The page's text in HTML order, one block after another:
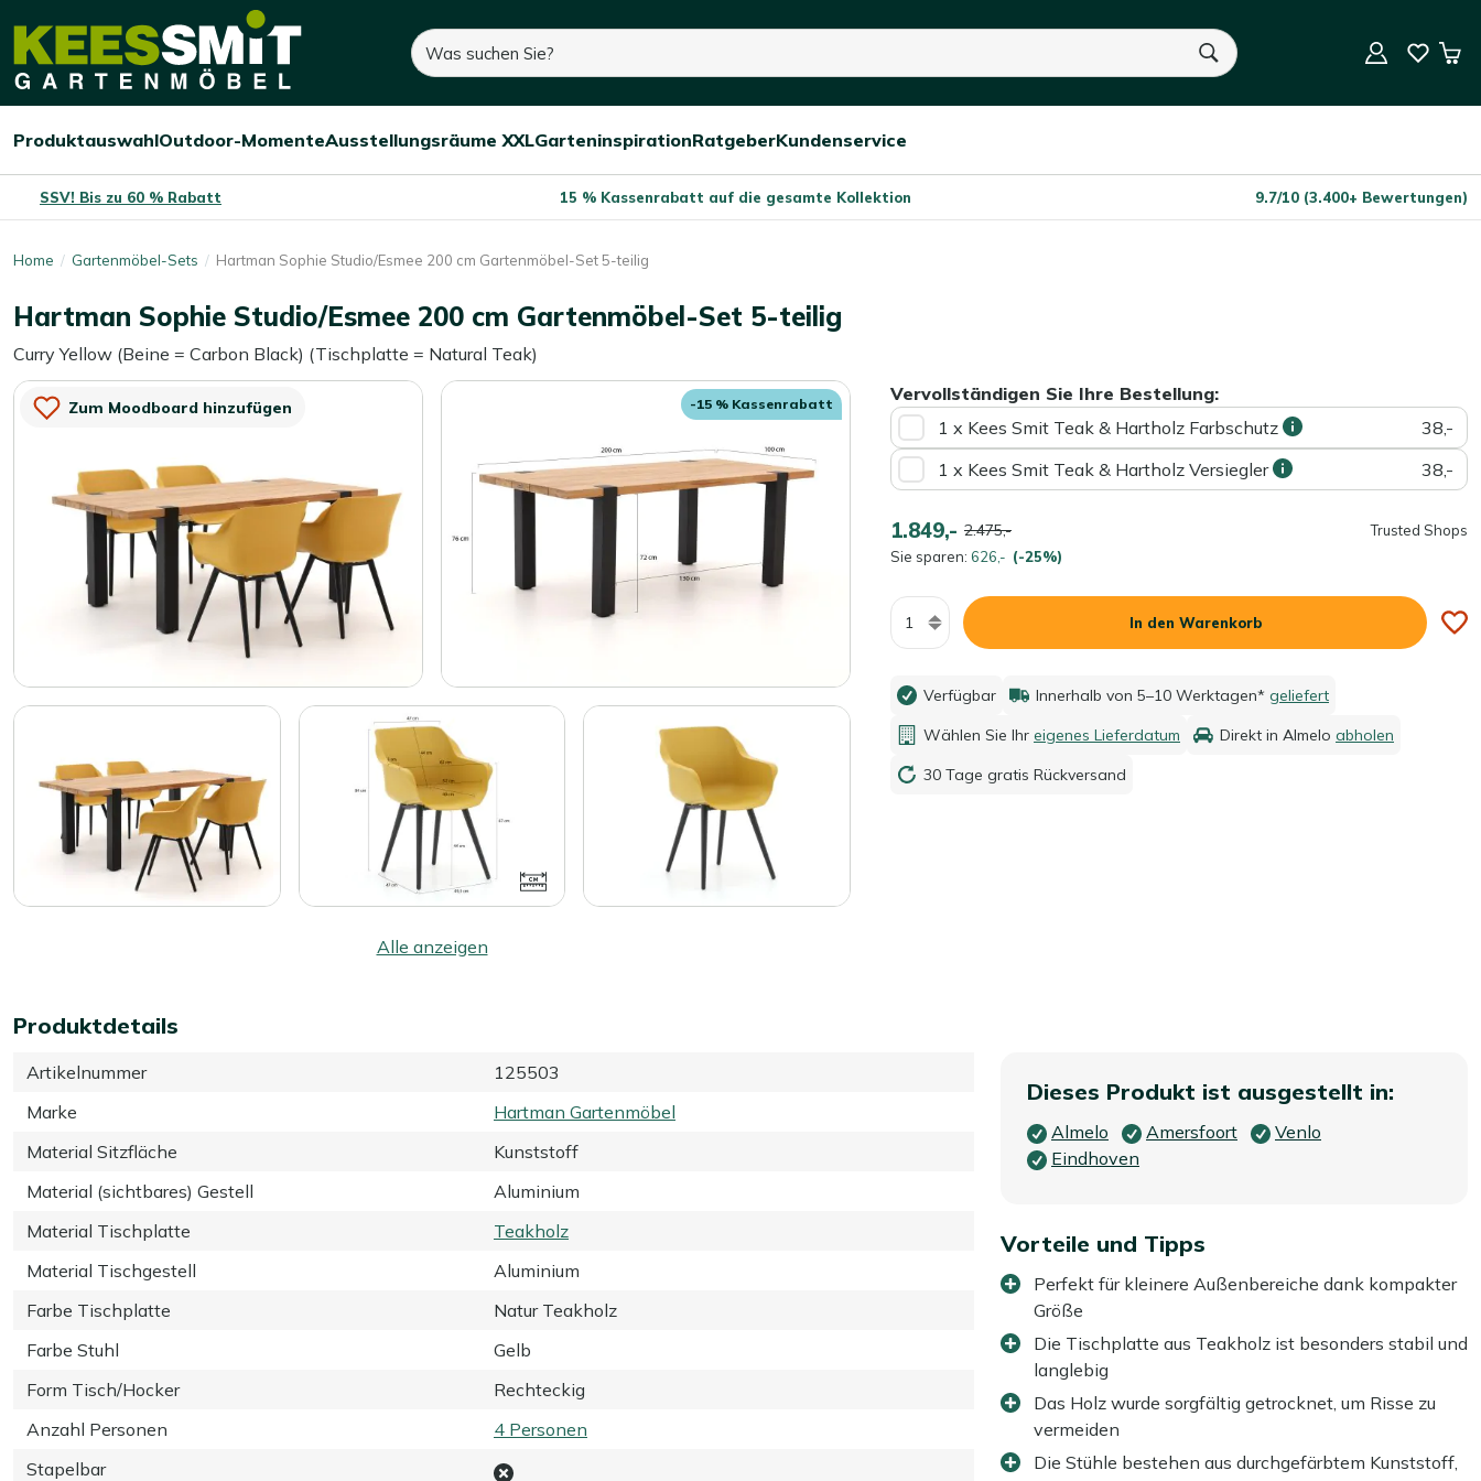
Kees
Suchen
Sie haben keine Artikel in Ihrem Warenkorb.
Menü
Produktauswahl
Menü
Outdoor-Momente
Menü
Ausstellungsräume XXL
Menü
Garteninspiration
Menü
Ratgeber
Menü
Kundenservice
SSV! Bis zu 60 % Rabatt 15 % Kassenrabatt auf die gesamte Kollektion 9.7/10 (3.400+ Bewertungen)
Home Gartenmöbel-Sets Hartman Sophie Studio/Esmee 200 cm Gartenmöbel-Set 5-teilig
Hartman Sophie Studio/Esmee 200 cm Gartenmöbel-Set 5-teilig
Curry Yellow (Beine = Carbon Black) (Tischplatte = Natural Teak)
Zum Moodboard hinzufügen -15 % Kassenrabatt
Alle anzeigen
Vervollständigen Sie Ihre Bestellung:
1 x Kees Smit Teak & Hartholz Farbschutz
38,-
1 x Kees Smit Teak & Hartholz Versiegler
38,-
1.849,- 2.475,-
Sie sparen: 626,- (-25%)
Trusted Shops
1.849,- 2.475,-
Sie sparen:626,- (-25%) Menge
In den Warenkorb
Menge
In den Warenkorb
Verfügbar Innerhalb von 5–10 Werktagen* geliefert
Wählen Sie Ihr eigenes Lieferdatum Direkt in Almelo abholen
30 Tage gratis Rückversand
Produktdetails
Artikelnummer
125503
Marke
Hartman Gartenmöbel
Material Sitzfläche
Kunststoff
Material (sichtbares) Gestell
Aluminium
Material Tischplatte
Teakholz
Material Tischgestell
Aluminium
Farbe Tischplatte
Natur Teakholz
Farbe Stuhl
Gelb
Form Tisch/Hocker
Rechteckig
Anzahl Personen
4 Personen
Stapelbar
Dieses Produkt ist ausgestellt in:
Almelo Amersfoort
Venlo
Eindhoven
Vorteile und Tipps
Perfekt für kleinere Außenbereiche dank kompakter
Größe
Die Tischplatte aus Teakholz ist besonders stabil und
langlebig
Das Holz wurde sorgfältig getrocknet, um Risse zu
vermeiden
Die Stühle bestehen aus durchgefärbtem Kunststoff,